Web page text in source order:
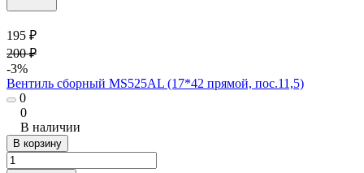
195 ₽
200 ₽
-3%
Вентиль сборный MS525AL (17*42 прямой, пос.11,5)
0
0
В наличии
В корзину